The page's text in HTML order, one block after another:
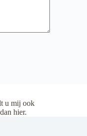
u mij ook
hier.